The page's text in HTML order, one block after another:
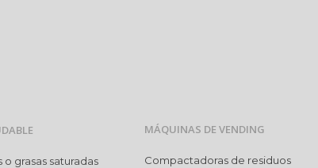
grasas saturadas
MÁQUINAS DE VENDING
Compactadoras de residuos